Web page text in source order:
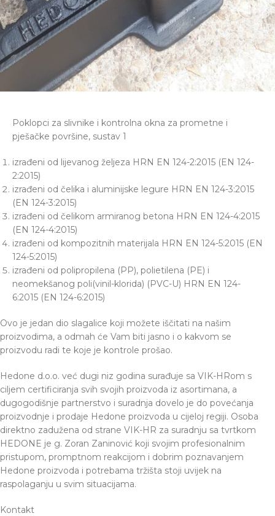
Poklopci za slivnike i kontrolna okna za prometne i
pješačke površine, sustav 1
izrađeni od lijevanog željeza HRN EN 124-2:2015 (EN 124-
2:2015)
izrađeni od čelika i aluminijske legure HRN EN 124-3:2015
(EN 124-3:2015)
izrađeni od čelikom armiranog betona HRN EN 124-4:2015
(EN 124-4:2015)
izrađeni od kompozitnih materijala HRN EN 124-5:2015 (EN
124-5:2015)
izrađeni od polipropilena (PP), polietilena (PE) i
neomekšanog poli(vinil-klorida) (PVC-U) HRN EN 124-
6:2015 (EN 124-6:2015)
Ovo je jedan dio slagalice koji možete iščitati na našim
proizvodima, a odmah će Vam biti jasno i o kakvom se
proizvodu radi te koje je kontrole prošao.
Hedone d.o.o. već dugi niz godina surađuje sa VIK-HRom s
ciljem certificiranja svih svojih proizvoda iz asortimana, a
dugogodišnje partnerstvo i suradnja dovelo je do povećanja
proizvodnje i prodaje Hedone proizvoda u cijeloj regiji. Osoba
direktno zadužena od strane VIK-HR za suradnju sa tvrtkom
HEDONE je g. Zoran Zaninović koji svojim profesionalnim
pristupom, promptnom reakcijom i dobrim poznavanjem
Hedone proizvoda i potrebama tržišta stoji uvijek na
raspolaganju u svim situacijama.
Kontakt